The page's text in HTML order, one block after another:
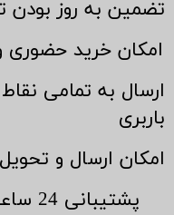
​تضمین به روز
​امکان خرید حضوری
​ارسال به تمامی
باربری
​امکان ارسال و
​پشتیبانی 24 ساعته در هفت روز هفته